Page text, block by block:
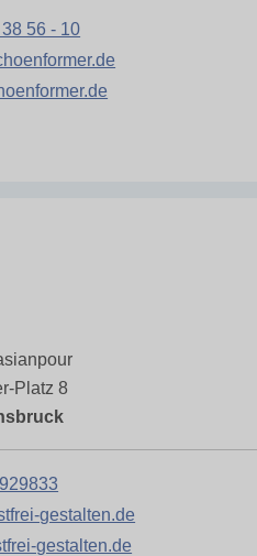
56 - 10
Platz 8
gestalten.de
gestalten.de